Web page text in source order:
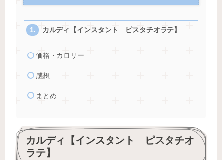
カルディ【インスタント ピスタチオラテ】
価格・カロリー
感想
まとめ
カルディ【インスタント ピスタチオ
ラテ】